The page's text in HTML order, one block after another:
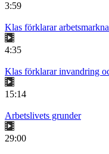
3:59
Klas förklarar
4:35
Klas förklarar invandring
15:14
Arbetslivets grunder
29:00